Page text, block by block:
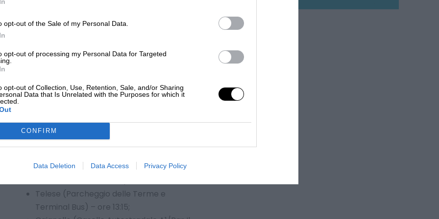
opt-out of the Sale of my Personal Data.
opt-out of processing my Personal Data for Targeted
opt-out of Collection, Use, Retention, Sale, and/or Sharing
Data that Is Unrelated with the Purposes for which it
CONFIRM
Data Deletion Data Access Privacy Policy
Montesarchio (Pagnozzi Carmine, Piazza
Benevento (Via Giovanni Pascoli, 7 –
Telese (Parcheggio delle Terme e
Terminal Bus) – ore 13:15;